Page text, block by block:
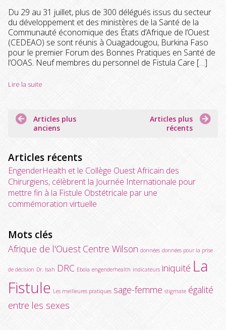
Du 29 au 31 juillet, plus de 300 délégués issus du secteur
du développement et des ministères de la Santé de la
Communauté économique des États d’Afrique de l’Ouest
(CEDEAO) se sont réunis à Ouagadougou, Burkina Faso
pour le premier Forum des Bonnes Pratiques en Santé de
l’OOAS. Neuf membres du personnel de Fistula Care […]
Lire la suite
Navigation
des
articles
Articles plus
anciens
Articles plus
récents
Articles récents
EngenderHealth et le Collège Ouest Africain des
Chirurgiens, célèbrent la Journée Internationale pour
mettre fin à la Fistule Obstétricale par une
commémoration virtuelle
Mots clés
Afrique de l'Ouest Centre Wilson données données pour la prise
de décision Dr. Isah DRC Ebola engenderhealth indicateurs iniquité La
Fistule Les meilleures pratiques sage-femme stigmate égalité
entre les sexes